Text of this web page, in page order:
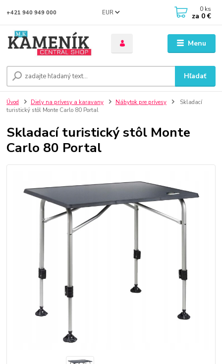
Menu
EUR
Hľadať
+421 940 949 000 0 ks
za 0 €
Úvod Diely na prívesy a karavany Nábytok pre prívesy
Skladací
turistický stôl Monte Carlo 80 Portal
Skladací turistický stôl Monte
Carlo 80 Portal